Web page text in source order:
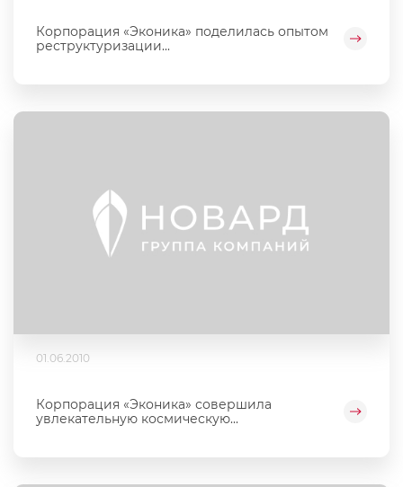
Корпорация «Эконика» поделилась опытом
реструктуризации...
01.06.2010
Корпорация «Эконика» совершила
увлекательную космическую...